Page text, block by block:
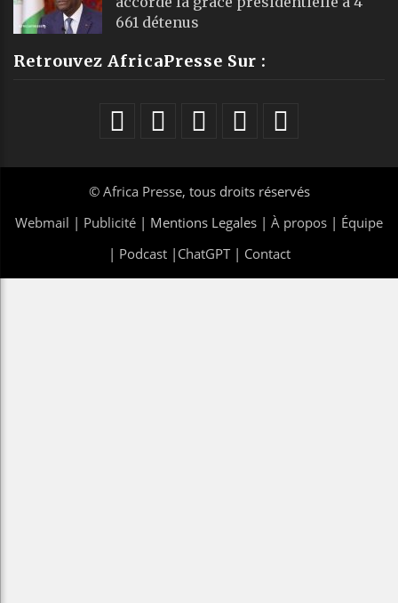
661 détenus
Retrouvez AfricaPresse Sur :
© Africa Presse, tous droits réservés
Webmail | Publicité | Mentions Legales | À propos | Équipe
| Podcast| ChatGPT| Contact